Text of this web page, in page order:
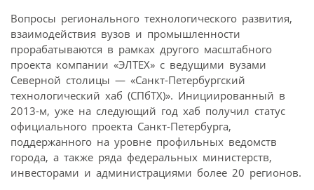
Вопросы регионального технологического развития,
взаимодействия вузов и промышленности
прорабатываются в рамках другого масштабного
проекта компании «ЭЛТЕХ» с ведущими вузами
Северной столицы — «Санкт-Петербургский
технологический хаб (СПбТХ)». Инициированный в
2013-м, уже на следующий год хаб получил статус
официального проекта Санкт-Петербурга,
поддержанного на уровне профильных ведомств
города, а также ряда федеральных министерств,
инвесторами и администрациями более 20 регионов.